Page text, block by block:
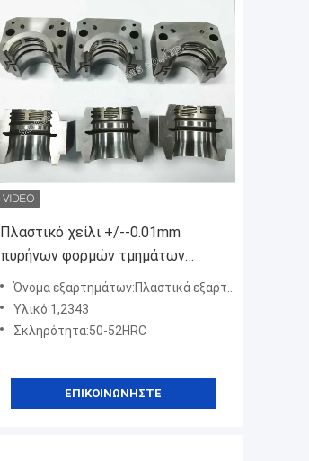
Πλαστικό χείλι +/--0.01mm
πυρήνων φορμών τμημάτων
φορμών υψηλής ακρίβειας ανοχή
Όνομα εξαρτημάτων:Πλαστικά εξαρτήματα καλουπιού
Υλικό:1,2343
Σκληρότητα:50-52HRC
ΕΠΙΚΟΙΝΩΝΉΣΤΕ